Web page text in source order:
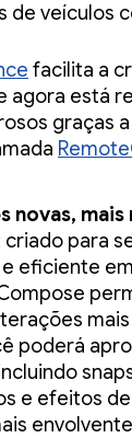
de veículos
facilita a
agora está
graças
novas, mais
criado para
eficiente
poderá
e efeitos